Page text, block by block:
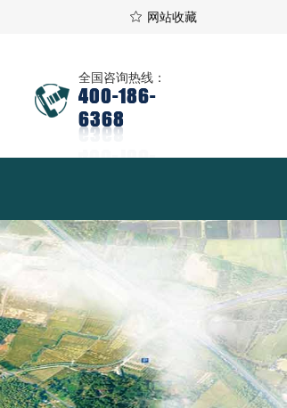
网站收藏
全国咨询热线：
400-186-
6368